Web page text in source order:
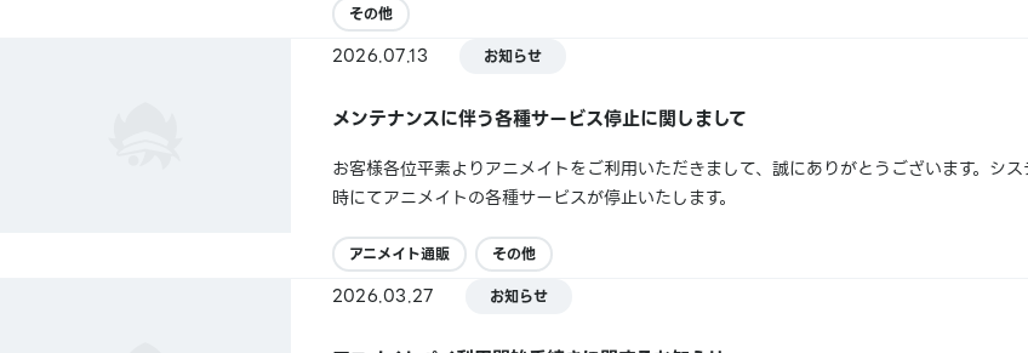
https://www.pref.kumamoto.jp/soshiki/27/274...
その他
2026.07.13 お知らせ
メンテナンスに伴う各種サービス停止に関しまして
お客様各位平素よりアニメイトをご利用いただきまして、誠にありがとうございます。シ
時にてアニメイトの各種サービスが停止いたします。
アニメイト通販 その他
2026.03.27 お知らせ